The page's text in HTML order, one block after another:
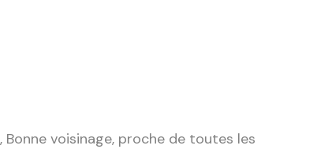
Bonne voisinage, proche de toutes les